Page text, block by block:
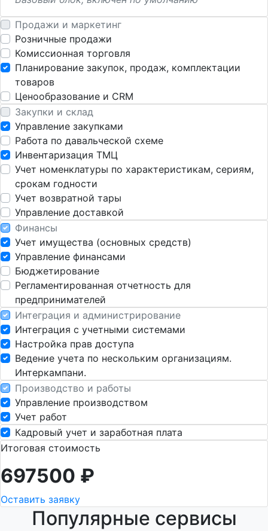
Продажи и маркетинг
Розничные продажи
Комиссионная торговля
Планирование закупок, продаж, комплектации
товаров
Ценообразование и CRM
Закупки и склад
Управление закупками
Работа по давальческой схеме
Инвентаризация ТМЦ
Учет номенклатуры по характеристикам, сериям,
срокам годности
Учет возвратной тары
Управление доставкой
Финансы
Учет имущества (основных средств)
Управление финансами
Бюджетирование
Регламентированная отчетность для
предпринимателей
Интеграция и администрирование
Интеграция с учетными системами
Настройка прав доступа
Ведение учета по нескольким организациям.
Интеркампани.
Производство и работы
Управление производством
Учет работ
Кадровый учет и заработная плата
Итоговая стоимость
697500 ₽
Оставить заявку
Популярные сервисы